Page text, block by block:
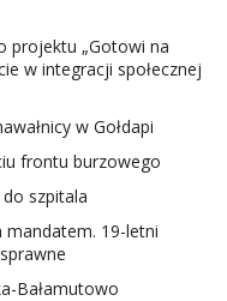
projektu „Gotowi na
w integracji społecznej
w Gołdapi
frontu burzowego
szpitala
mandatem. 19-letni
Bałamutowo